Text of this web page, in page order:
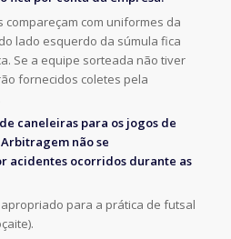
compareçam com uniformes da
lado esquerdo da súmula fica
Se a equipe sorteada não tiver
fornecidos coletes pela
caneleiras para os jogos de
Arbitragem não se
acidentes ocorridos durante as
para a prática de futsal